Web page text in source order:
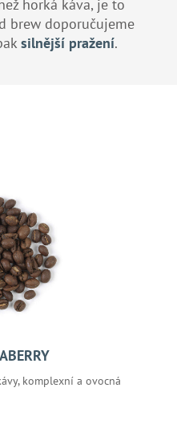
horká káva, je to
brew doporučujeme
silnější pražení.
komplexní a ovocná